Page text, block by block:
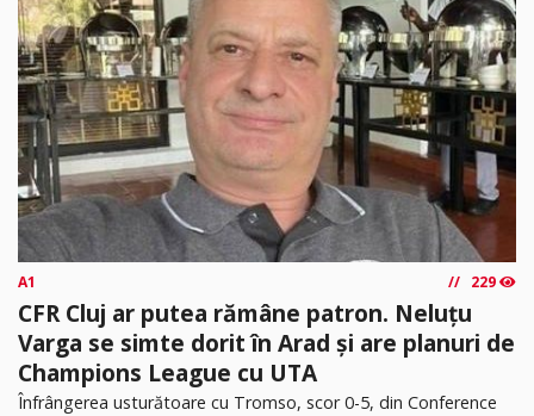
A1 229
CFR Cluj ar putea rămâne patron. Neluțu
Varga se simte dorit în Arad și are planuri de
Champions League cu UTA
Înfrângerea usturătoare cu Tromso, scor 0-5, din Conference